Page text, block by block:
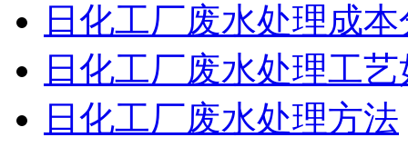
日化工厂废水处理成
日化工厂废水处理工
日化工厂废水处理方法